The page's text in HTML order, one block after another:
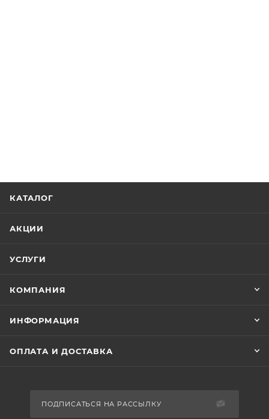
КАТАЛОГ
АКЦИИ
УСЛУГИ
КОМПАНИЯ
ИНФОРМАЦИЯ
ОПЛАТА И ДОСТАВКА
ПОДПИСАТЬСЯ НА РАССЫЛКУ